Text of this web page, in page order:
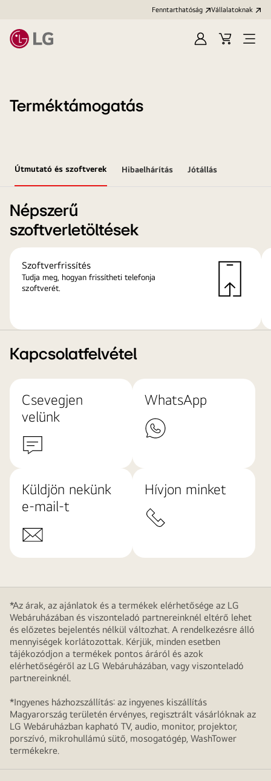
Fenntarthatóság Vállalatoknak
Bejelentkezés
KosárMenü
Terméktámogatás
Útmutató és szoftverek Hibaelhárítás Jótállás
Népszerű
szoftverletöltések
Szoftverfrissítés
Tudja meg, hogyan frissítheti telefonja
szoftverét.
Kapcsolatfelvétel
Csevegjen
velünk
WhatsApp
Küldjön nekünk
e-mail-t
Hívjon minket
*Az árak, az ajánlatok és a termékek elérhetősége az LG
Webáruházában és viszonteladó partnereinknél eltérő lehet
és előzetes bejelentés nélkül változhat. A rendelkezésre álló
mennyiségek korlátozottak. Kérjük, minden esetben
tájékozódjon a termékek pontos áráról és azok
elérhetőségéről az LG Webáruházában, vagy viszonteladó
partnereinknél.
*Ingyenes házhozszállítás: az ingyenes kiszállítás
Magyarország területén érvényes, regisztrált vásárlóknak az
LG Webáruházban kapható TV, audio, monitor, projektor,
porszívó, mikrohullámú sütő, mosogatógép, WashTower
termékekre.